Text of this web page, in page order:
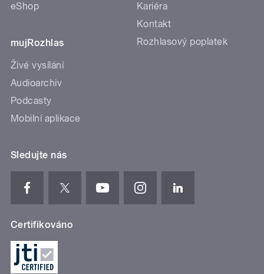
eShop
mujRozhlas
Živé vysílání
Audioarchiv
Podcasty
Mobilní aplikace
Kariéra
Kontakt
Rozhlasový poplatek
Sledujte nás
Certifikováno